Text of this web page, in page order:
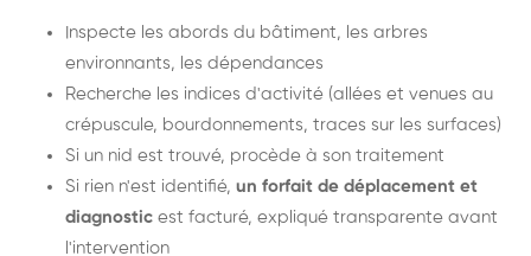
Inspecte les abords du bâtiment, les arbres
environnants, les dépendances
Recherche les indices d'activité (allées et venues au
crépuscule, bourdonnements, traces sur les surfaces)
Si un nid est trouvé, procède à son traitement
Si rien n'est identifié, un forfait de déplacement et
diagnostic est facturé, expliqué transparente avant
l'intervention